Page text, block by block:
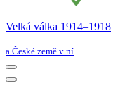
Velká válka 1914–⁠⁠⁠⁠⁠⁠1918
a České země v ní
Navigační
menu
Navigační